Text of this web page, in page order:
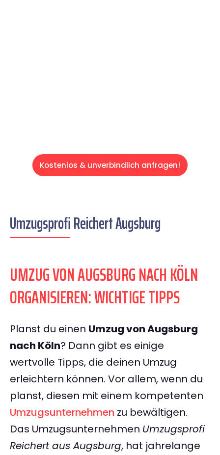
Kostenlos & unverbindlich anfragen!
Umzugsprofi Reichert Augsburg
UMZUG VON AUGSBURG NACH KÖLN
ORGANISIEREN: WICHTIGE TIPPS
Planst du einen Umzug von Augsburg
nach Köln? Dann gibt es einige
wertvolle Tipps, die deinen Umzug
erleichtern können. Vor allem, wenn du
planst, diesen mit einem kompetenten
Umzugsunternehmen zu bewältigen.
Das Umzugsunternehmen Umzugsprofi
Reichert aus Augsburg, hat jahrelange